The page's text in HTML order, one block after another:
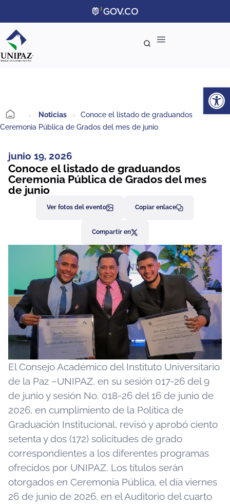
> Noticias >
Conoce el listado de graduandos
Ceremonia Pública de Grados del mes de junio
junio 19, 2026
Conoce el listado de graduandos
Ceremonia Pública de Grados del mes
de junio
Ver fotos del evento Copiar enlace
Compartir en
El Consejo Académico del Instituto Universitario
de la Paz –UNIPAZ, en su sesión 017-26 del 9
de junio y sesión No. 018-26 del 16 de junio de
2026, en cumplimiento de la Política de
Graduación Institucional, revisó y aprobó ciento
setenta y dos (172) solicitudes de grado
correspondientes a los diferentes programas
ofrecidos por UNIPAZ. Los títulos serán
otorgados en Ceremonia Pública, el día viernes
26 de junio de 2026, en el Auditorio del cuarto